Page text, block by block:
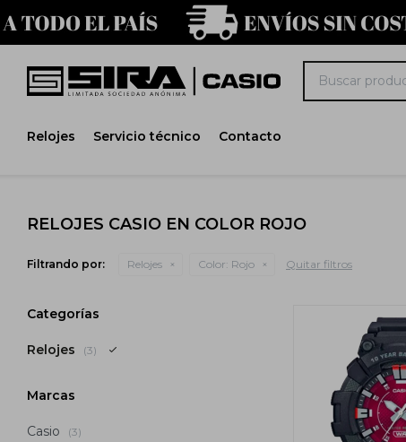
Relojes Servicio técnico Contacto
RELOJES CASIO EN COLOR ROJO
Filtrando por: Relojes Color: Rojo Quitar filtros
Categorías
Relojes (3)
Marcas
Casio (3)